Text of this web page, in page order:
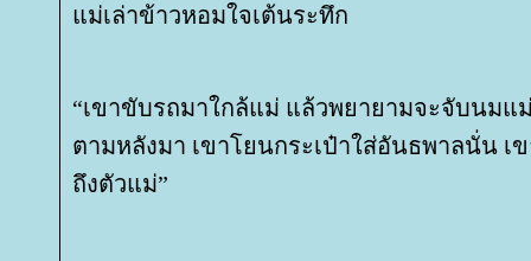
ม่เล่าข้าวหอมใจเต้นระทึก
“เขาขับรถมาใกล้แม่ แล้วพยายามจะจับนมแ
ตามหลังมา เขาโยนกระเป๋าใส่อันธพาลนั่น เ
ถึงตัวแม่”